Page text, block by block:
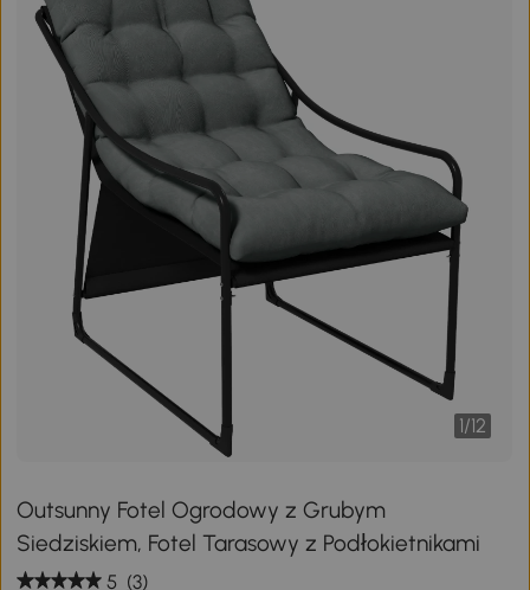
1/12
Outsunny Fotel Ogrodowy z Grubym
Siedziskiem, Fotel Tarasowy z Podłokietnikami
5 (3)